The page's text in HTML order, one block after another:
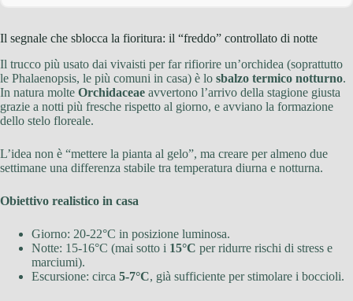
Il segnale che sblocca la fioritura: il “freddo” controllato di notte
Il trucco più usato dai vivaisti per far rifiorire un’orchidea (soprattutto
le Phalaenopsis, le più comuni in casa) è lo sbalzo termico notturno.
In natura molte Orchidaceae avvertono l’arrivo della stagione giusta
grazie a notti più fresche rispetto al giorno, e avviano la formazione
dello stelo floreale.
L’idea non è “mettere la pianta al gelo”, ma creare per almeno due
settimane una differenza stabile tra temperatura diurna e notturna.
Obiettivo realistico in casa
Giorno: 20-22°C in posizione luminosa.
Notte: 15-16°C (mai sotto i 15°C per ridurre rischi di stress e
marciumi).
Escursione: circa 5-7°C, già sufficiente per stimolare i boccioli.